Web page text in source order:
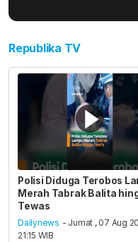
Republika TV
Polisi Diduga Terobos
Merah Tabrak Balita
Tewas
Dailynews - Jumat , 07 Aug
21:15 WIB